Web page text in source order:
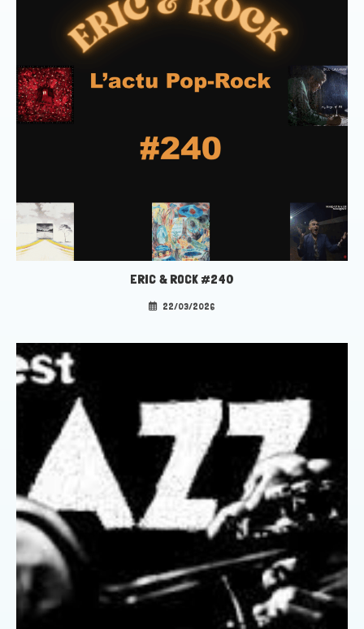
ERIC & ROCK #240
22/03/2026